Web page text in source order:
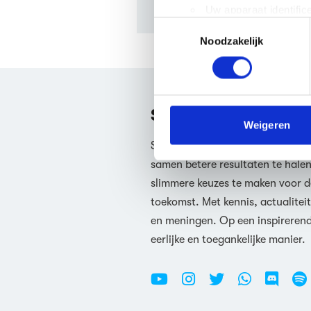
toestemming op elk
We gebruiken cookies om
media, adverteren en
verstrekt of die ze hebben
Noodzakelijk
Weigeren
Samen ben je
Scholieren.com helpt scholieren
samen betere resultaten te
slimmere keuzes te maken voor
toekomst. Met kennis,
en meningen. Op een
eerlijke en toegankelijke manier.